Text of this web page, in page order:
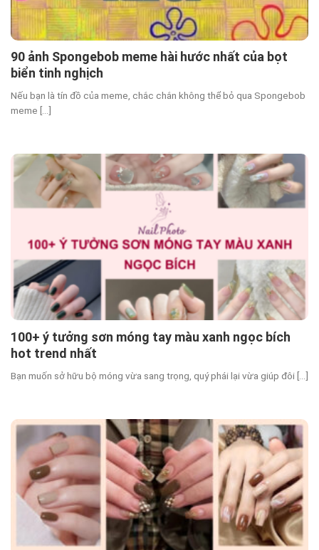
90 ảnh Spongebob meme hài hước nhất của bọt
biển tinh nghịch
Nếu bạn là tín đồ của meme, chắc chắn không thể bỏ qua Spongebob
meme [...]
100+ ý tưởng sơn móng tay màu xanh ngọc bích
hot trend nhất
Bạn muốn sở hữu bộ móng vừa sang trọng, quý phái lại vừa giúp đôi [...]